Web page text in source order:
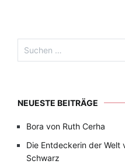
nach:
NEUESTE BEITRÄGE
Bora von Ruth Cerha
Die Entdeckerin der Welt
Schwarz